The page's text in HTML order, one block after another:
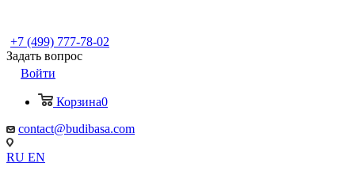
+7 (499) 777-78-02
Задать вопрос
Войти
Корзина0
contact@budibasa.com
RU EN